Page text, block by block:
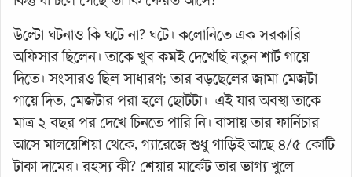
উল্টো ঘটনাও কি ঘটে না? ঘটে। কলোনিতে এক সরকারি
অফিসার ছিলেন। তাকে খুব কমই দেখেছি নতুন শার্ট গায়ে
দিতে। সংসারও ছিল সাধারণ; তার বড়ছেলের জামা মেজটা
গায়ে দিত, মেজটার পরা হলে ছোটটা। এই যার অবস্থা তাকে
মাত্র ২ বছর পর দেখে চিনতে পারি নি। বাসায় তার ফার্নিচার
আসে মালয়েশিয়া থেকে, গ্যারেজে শুধু গাড়িই আছে ৪/৫ কোটি
টাকা দামের। রহস্য কী? শেয়ার মার্কেট তার ভাগ্য খুলে